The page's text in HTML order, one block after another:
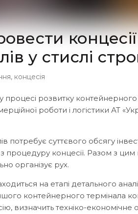
концесії
у стислі
, концесія
розвитку контейнерного
роботи і логістики АТ
суттєвого обсягу
концесії. Разом з цим
організує рух.
на етапі детального
контейнерного термінала
визначить техніко-економічне